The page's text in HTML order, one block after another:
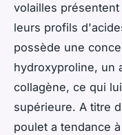
volailles
leurs profils
possède une
hydroxyproline, un
collagène, ce qui
supérieure. A titre
poulet a tendance